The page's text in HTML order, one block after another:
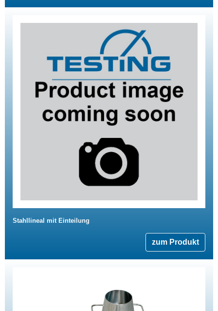
Stahllineal mit Einteilung
zum Produkt